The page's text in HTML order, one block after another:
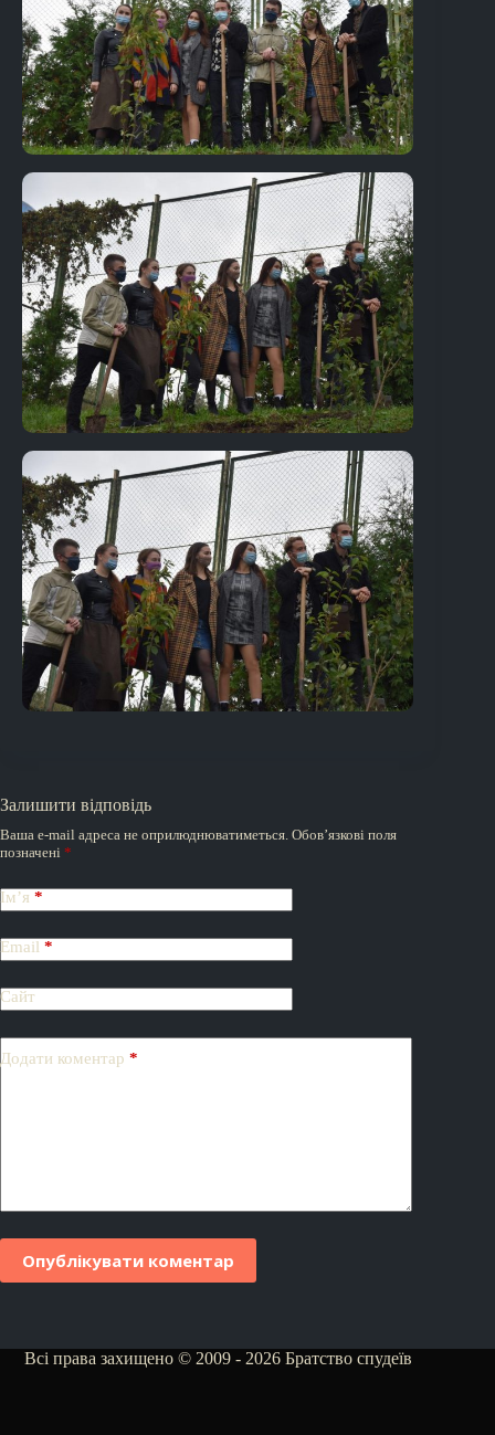
Залишити відповідь
Ваша e-mail адреса не оприлюднюватиметься. Обов’язкові поля
позначені *
Ім’я *
Email *
Сайт
Додати коментар *
Опублікувати коментар
Всі права захищено © 2009 - 2026 Братство спудеїв